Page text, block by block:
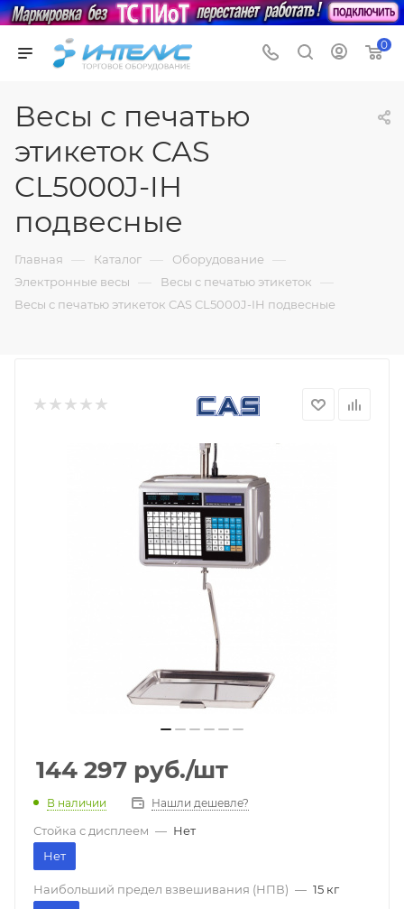
0
Весы с печатью
этикеток CAS
CL5000J-IH
подвесные
Главная — Каталог — Оборудование —
Электронные весы — Весы с печатью этикеток —
Весы с печатью этикеток CAS CL5000J-IH подвесные
144 297 руб./шт
В наличии Нашли дешевле?
Стойка с дисплеем — Нет
Нет
Наибольший предел взвешивания (НПВ) — 15 кг